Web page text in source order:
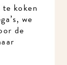
koken
we
de